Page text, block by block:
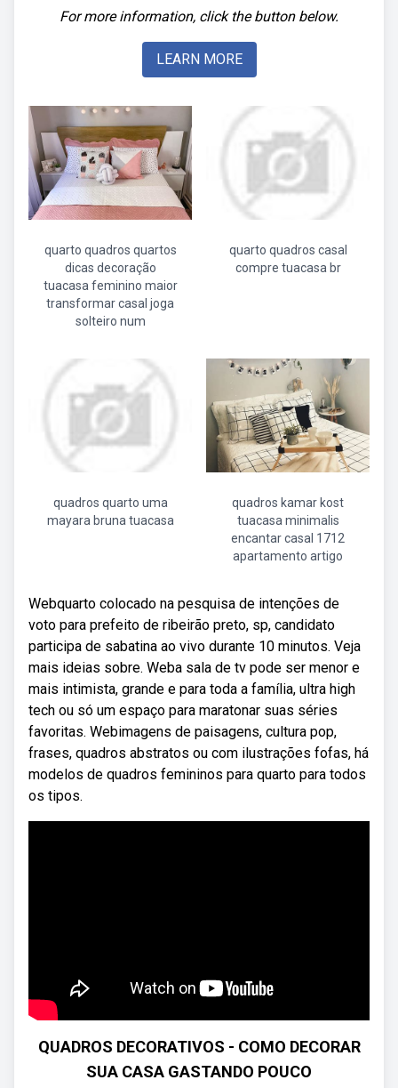
For more information, click the button below.
LEARN MORE
quarto quadros quartos
dicas decoração
tuacasa feminino maior
transformar casal joga
solteiro num
quarto quadros casal
compre tuacasa br
quadros quarto uma
mayara bruna tuacasa
quadros kamar kost
tuacasa minimalis
encantar casal 1712
apartamento artigo
Webquarto colocado na pesquisa de intenções de
voto para prefeito de ribeirão preto, sp, candidato
participa de sabatina ao vivo durante 10 minutos. Veja
mais ideias sobre. Weba sala de tv pode ser menor e
mais intimista, grande e para toda a família, ultra high
tech ou só um espaço para maratonar suas séries
favoritas. Webimagens de paisagens, cultura pop,
frases, quadros abstratos ou com ilustrações fofas, há
modelos de quadros femininos para quarto para todos
os tipos.
QUADROS DECORATIVOS - COMO DECORAR
SUA CASA GASTANDO POUCO